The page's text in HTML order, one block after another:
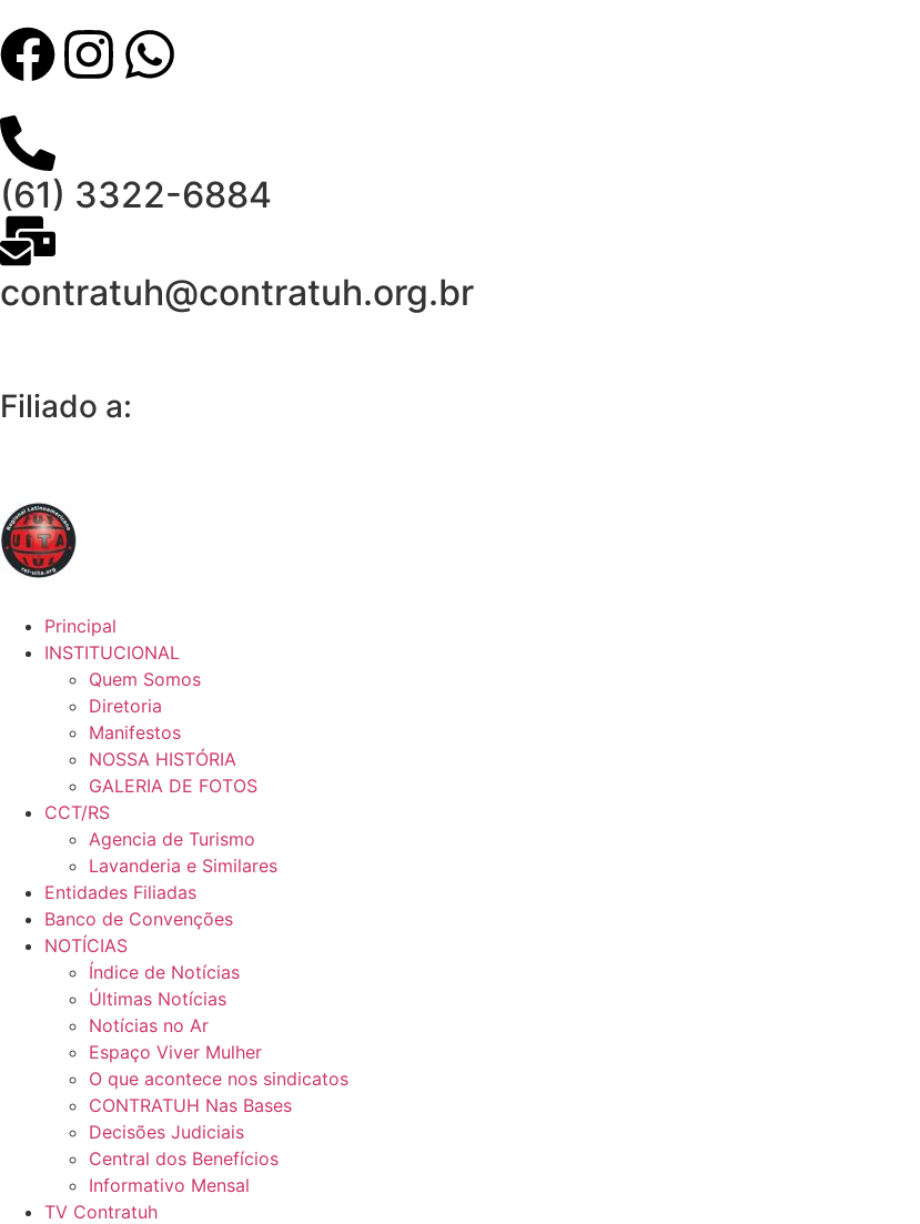
(61) 3322-6884
contratuh@contratuh.org.br
Filiado a:
Principal
INSTITUCIONAL
Quem Somos
Diretoria
Manifestos
NOSSA HISTÓRIA
GALERIA DE FOTOS
CCT/RS
Agencia de Turismo
Lavanderia e Similares
Entidades Filiadas
Banco de Convenções
NOTÍCIAS
Índice de Notícias
Últimas Notícias
Notícias no Ar
Espaço Viver Mulher
O que acontece nos sindicatos
CONTRATUH Nas Bases
Decisões Judiciais
Central dos Benefícios
Informativo Mensal
TV Contratuh